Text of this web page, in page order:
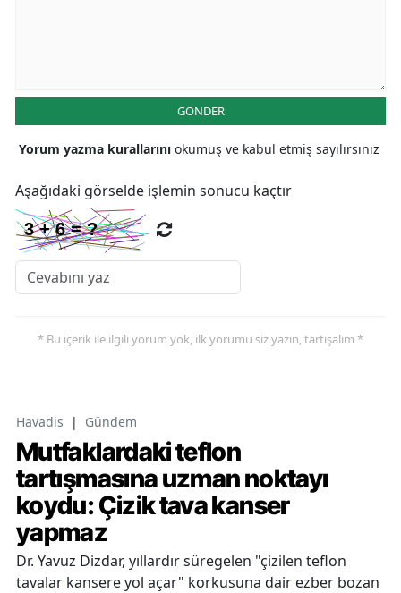
GÖNDER
Yorum yazma kurallarını okumuş ve kabul etmiş sayılırsınız
Aşağıdaki görselde işlemin sonucu kaçtır
* Bu içerik ile ilgili yorum yok, ilk yorumu siz yazın, tartışalım *
Havadis | Gündem
Mutfaklardaki teflon
tartışmasına uzman noktayı
koydu: Çizik tava kanser
yapmaz
Dr. Yavuz Dizdar, yıllardır süregelen "çizilen teflon
tavalar kansere yol açar" korkusuna dair ezber bozan